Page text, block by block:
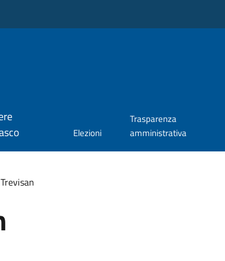
Elezioni
Trasparenza
amministrativa